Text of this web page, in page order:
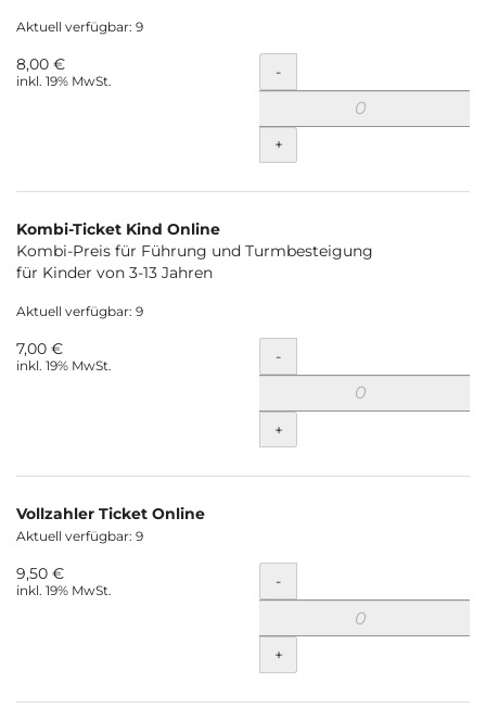
Aktuell verfügbar: 9
8,00 €
inkl. 19% MwSt. Menge
-
+
Kombi-Ticket Kind Online
Kombi-Preis für Führung und Turmbesteigung
für Kinder von 3-13 Jahren
Aktuell verfügbar: 9
7,00 €
inkl. 19% MwSt. Menge
-
+
Vollzahler Ticket Online
Aktuell verfügbar: 9
9,50 €
inkl. 19% MwSt. Menge
-
+